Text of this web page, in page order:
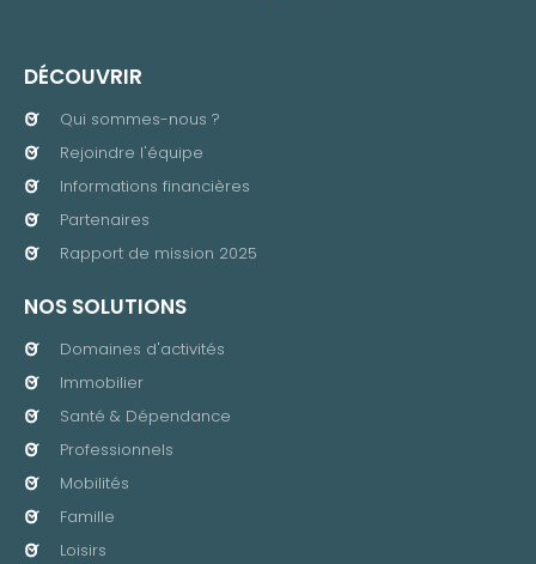
DÉCOUVRIR
Qui sommes-nous ?
Rejoindre l'équipe
Informations financières
Partenaires
Rapport de mission 2025
NOS SOLUTIONS
Domaines d'activités
Immobilier
Santé & Dépendance
Professionnels
Mobilités
Famille
Loisirs